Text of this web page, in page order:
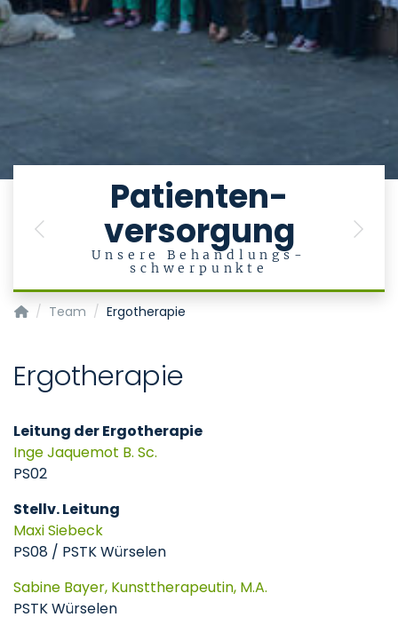
Patienten-
versorgung
Unsere Behandlungs-
schwerpunkte
Previous Next
Klinik für Psychiatrie, Psychotherapie und Psychosomatik
Team Ergotherapie
Ergotherapie
Leitung der Ergotherapie
Inge Jaquemot B. Sc.
PS02
Stellv. Leitung
Maxi Siebeck
PS08 / PSTK Würselen
Sabine Bayer, Kunsttherapeutin, M.A.
PSTK Würselen